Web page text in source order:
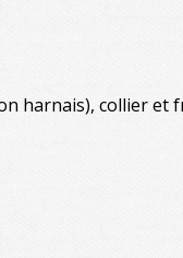
harnais), collier et